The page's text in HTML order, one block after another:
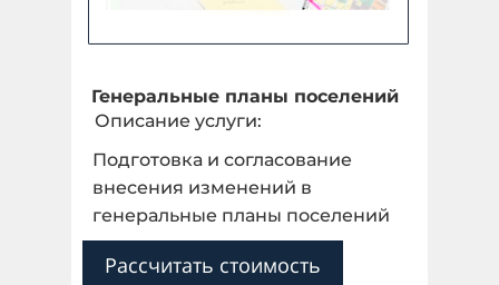
Генеральные планы поселений
Описание услуги:
Подготовка и согласование
внесения изменений в
генеральные планы поселений
Рассчитать стоимость